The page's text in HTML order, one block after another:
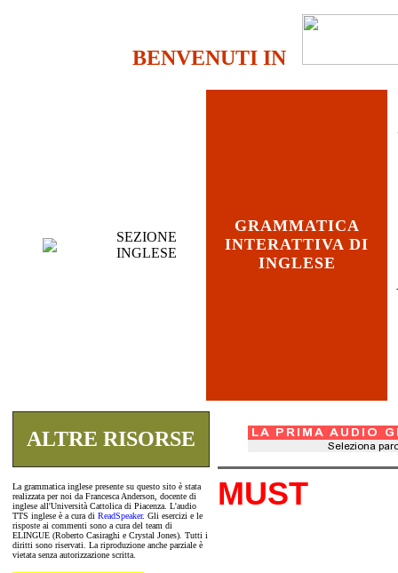
BENVENUTI IN
SEZIONE
INGLESE
GRAMMATICA
INTERATTIVA DI
INGLESE
ALTRE RISORSE
La grammatica inglese presente su questo sito è stata
realizzata per noi da Francesca Anderson, docente di
inglese all'Università Cattolica di Piacenza. L'audio
TTS inglese è a cura di ReadSpeaker. Gli esercizi e le
risposte ai commenti sono a cura del team di
ELINGUE (Roberto Casiraghi e Crystal Jones) Tutti i
diritti sono riservati. La riproduzione anche parziale è
vietata senza autorizzazione scritta.
MUST